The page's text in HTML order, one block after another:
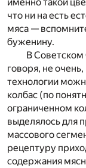
что ни на есть
мяса —
буженину.
В Советском
говоря, не
технологии
колбас (по
ограниченном
выделялось для
массового
рецептуру
содержания